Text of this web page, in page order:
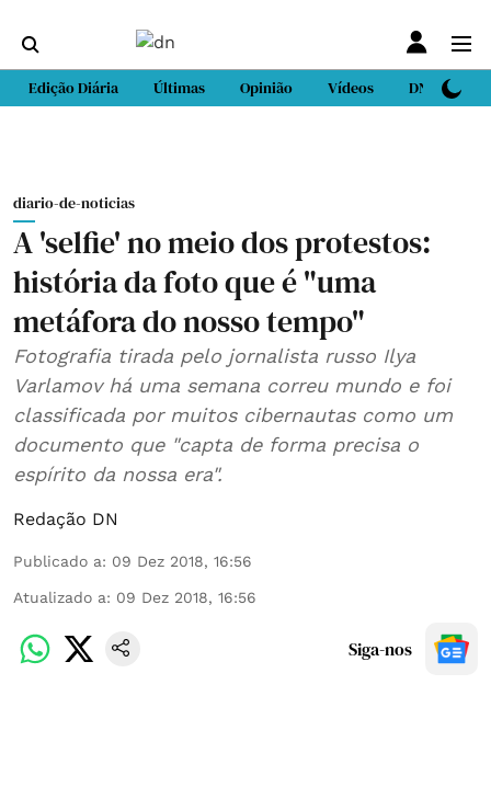
Edição Diária Últimas Opinião Vídeos DN Sport
diario-de-noticias
A 'selfie' no meio dos protestos:
história da foto que é "uma
metáfora do nosso tempo"
Fotografia tirada pelo jornalista russo Ilya
Varlamov há uma semana correu mundo e foi
classificada por muitos cibernautas como um
documento que "capta de forma precisa o
espírito da nossa era".
Redação DN
Publicado a: 09 Dez 2018, 16:56
Atualizado a: 09 Dez 2018, 16:56
Siga-nos